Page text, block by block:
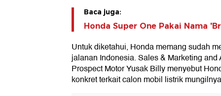
Baca juga:
Honda Super One Pakai Nama
Untuk diketahui, Honda memang sudah
jalanan Indonesia. Sales & Marketing
Prospect Motor Yusak Billy menyebut
konkret terkait calon mobil listrik